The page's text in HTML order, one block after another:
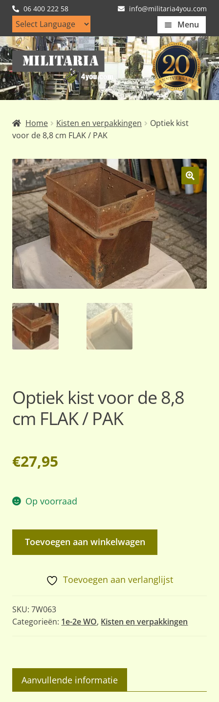
06 400 222 58 info@militaria4you.com
Menu
Home
Artikelen
Nieuws
Klantfotos
Ga
door
naar
navigatie
Ga
naar
de
inhoud
Home Kisten en verpakkingen
Optiek kist
voor de 8,8 cm FLAK / PAK
🔍
Optiek kist voor de 8,8
cm FLAK / PAK
€27,95
Op voorraad
Optiek
cm
FLAK
Toevoegen aan winkelwagen
Toevoegen aan verlanglijst
SKU:7W063
Categorieën: 1e-2e WO, Kisten en verpakkingen
Aanvullende informatie